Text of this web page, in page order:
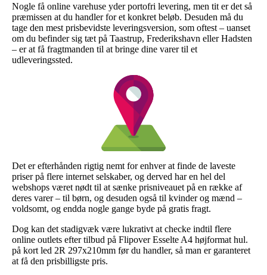
Nogle få online varehuse yder portofri levering, men tit er det så
præmissen at du handler for et konkret beløb. Desuden må du
tage den mest prisbevidste leveringsversion, som oftest – uanset
om du befinder sig tæt på Taastrup, Frederikshavn eller Hadsten
– er at få fragtmanden til at bringe dine varer til et
udleveringssted.
Det er efterhånden rigtig nemt for enhver at finde de laveste
priser på flere internet selskaber, og derved har en hel del
webshops været nødt til at sænke prisniveauet på en række af
deres varer – til børn, og desuden også til kvinder og mænd –
voldsomt, og endda nogle gange byde på gratis fragt.
Dog kan det stadigvæk være lukrativt at checke indtil flere
online outlets efter tilbud på Flipover Esselte A4 højformat hul.
på kort led 2R 297x210mm før du handler, så man er garanteret
at få den prisbilligste pris.